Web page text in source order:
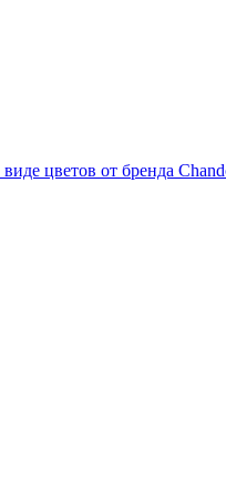
цветов от бренда